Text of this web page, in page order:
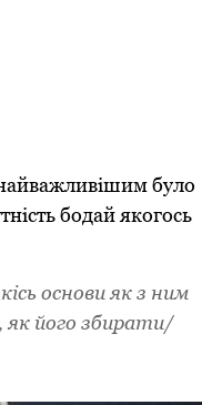
було
бодай якогось
основи як з ним
як його збирати/